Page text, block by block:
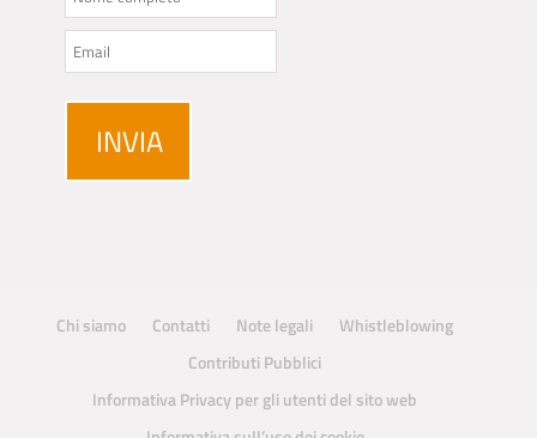
Chi siamo Contatti Note legali
Whistleblowing
Contributi Pubblici
Informativa Privacy per gli utenti del sito web